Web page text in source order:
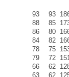
93 93
88 85
86 80
84 82
78 75
79 72
66 62
63 62